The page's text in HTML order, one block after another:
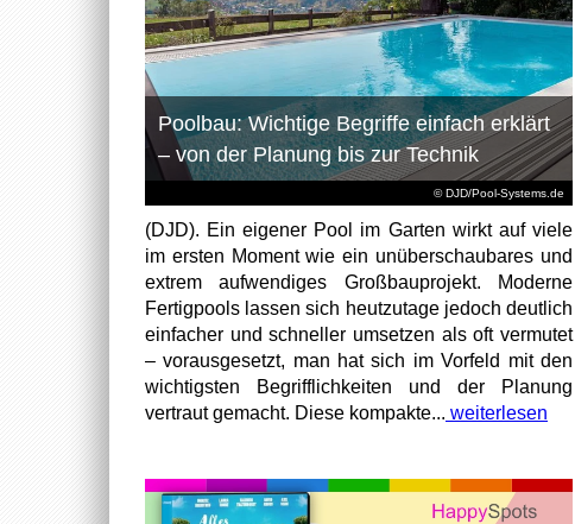
© DJD/Pool-Systems.de
Poolbau: Wichtige Begriffe einfach erklärt
– von der Planung bis zur Technik
(DJD). Ein eigener Pool im Garten wirkt auf viele
im ersten Moment wie ein unüberschaubares und
extrem aufwendiges Großbauprojekt. Moderne
Fertigpools lassen sich heutzutage jedoch deutlich
einfacher und schneller umsetzen als oft vermutet
– vorausgesetzt, man hat sich im Vorfeld mit den
wichtigsten Begrifflichkeiten und der Planung
vertraut gemacht. Diese kompakte... weiterlesen